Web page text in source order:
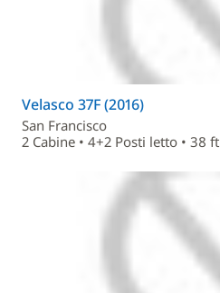
Velasco 37F (2016)
San Francisco
2 Cabine • 4+2 Posti letto • 38 ft